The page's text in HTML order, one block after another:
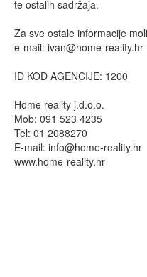
te ostalih sadržaja.
Za sve ostale informacije
e-mail: ivan@home-reality.hr
ID KOD AGENCIJE: 1200
Home reality j.d.o.o.
Mob: 091 523 4235
Tel: 01 2088270
E-mail: info@home-reality.hr
www.home-reality.hr